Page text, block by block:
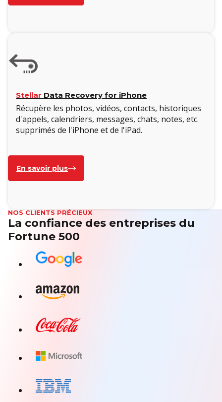
Stellar Data Recovery for iPhone
Récupère les photos, vidéos, contacts, historiques
d'appels, calendriers, messages, chats, notes, etc.
supprimés de l'iPhone et de l'iPad.
En savoir plus
NOS CLIENTS PRÉCIEUX
La confiance des entreprises du
Fortune 500